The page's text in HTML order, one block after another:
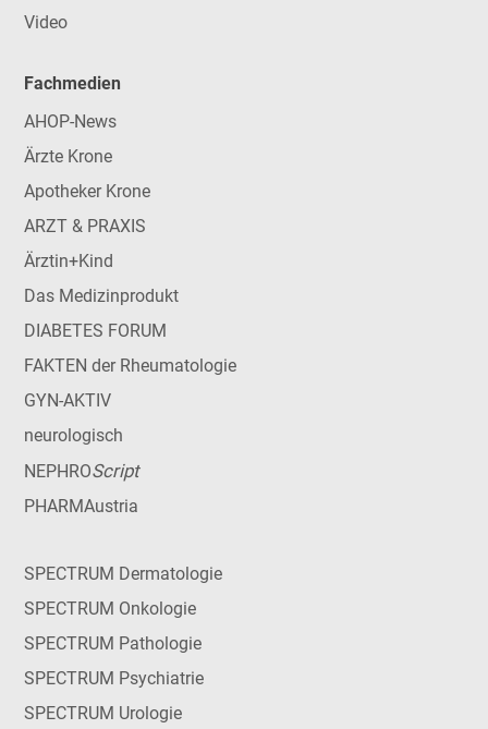
Video
Fachmedien
AHOP-News
Ärzte Krone
Apotheker Krone
ARZT & PRAXIS
Ärztin+Kind
Das Medizinprodukt
DIABETES FORUM
FAKTEN der Rheumatologie
GYN-AKTIV
neurologisch
NEPHROScript
PHARMAustria
SPECTRUM Dermatologie
SPECTRUM Onkologie
SPECTRUM Pathologie
SPECTRUM Psychiatrie
SPECTRUM Urologie